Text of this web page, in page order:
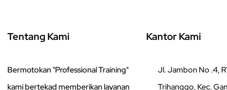
Tentang Kami
Bermotokan "Professional Training"
kami bertekad memberikan layanan
Kantor Kami
Jl. Jambon No .4,
Trihanggo, Kec.